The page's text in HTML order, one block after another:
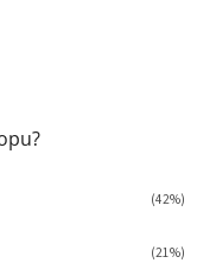
(42%)
(21%)